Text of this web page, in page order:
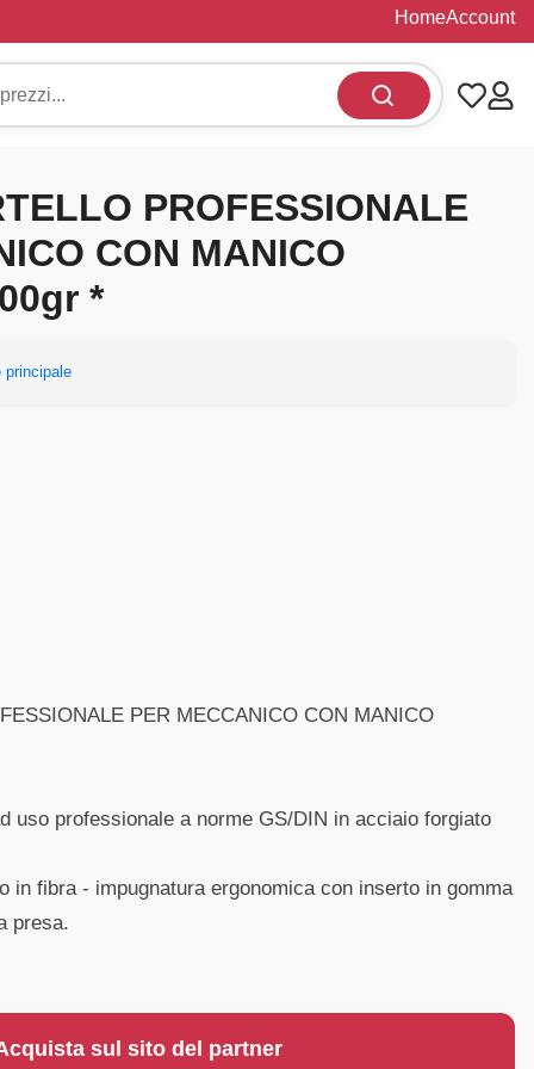
HomeAccount
PROFESSIONALE
CON MANICO
*
principale
PER MECCANICO CON MANICO
uso professionale a norme GS/DIN in acciaio forgiato
in fibra - impugnatura ergonomica con inserto in gomma
presa.
sul sito del partner